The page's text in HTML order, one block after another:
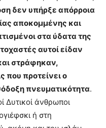
δεν υπήρξε απόρροια
αποκομμένης και
στα ύδατα της
αυτοί είδαν
στράφηκαν,
που προτείνει ο
πνευματικότητα.
Δυτικοί άνθρωποι
ή στη